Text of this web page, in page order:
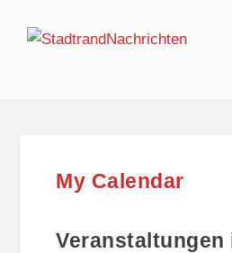
My Calendar
Veranstaltungen